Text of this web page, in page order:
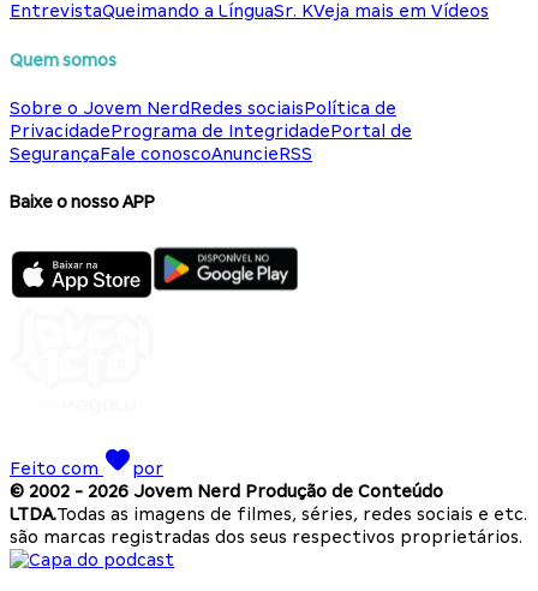
EntrevistaQueimando a LínguaSr. KVeja mais em Vídeos
Quem somos
Sobre o Jovem NerdRedes sociaisPolítica de
PrivacidadePrograma de IntegridadePortal de
SegurançaFale conoscoAnuncieRSS
Baixe o nosso APP
Feito com
por
© 2002 - 2026 Jovem Nerd Produção de Conteúdo
LTDA.Todas as imagens de filmes, séries, redes sociais e etc.
são marcas registradas dos seus respectivos proprietários.